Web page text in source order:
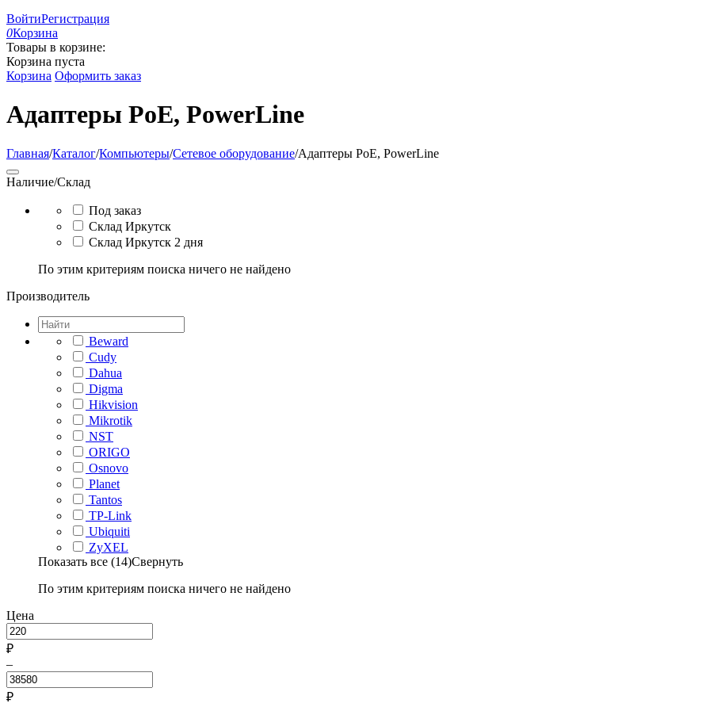
ВойтиРегистрация
0Корзина
Товары в корзине:
Корзина пуста
Корзина Оформить заказ
Адаптеры PoE, PowerLine
Главная/Каталог/Компьютеры/Сетевое оборудование/Адаптеры PoE, PowerLine
Наличие/Склад
Под заказ
Склад Иркутск
Склад Иркутск 2 дня
По этим критериям поиска ничего не найдено
Производитель
Beward
Cudy
Dahua
Digma
Hikvision
Mikrotik
NST
ORIGO
Osnovo
Planet
Tantos
TP-Link
Ubiquiti
ZyXEL
Показать все (14)Свернуть
По этим критериям поиска ничего не найдено
Цена
₽
–
₽